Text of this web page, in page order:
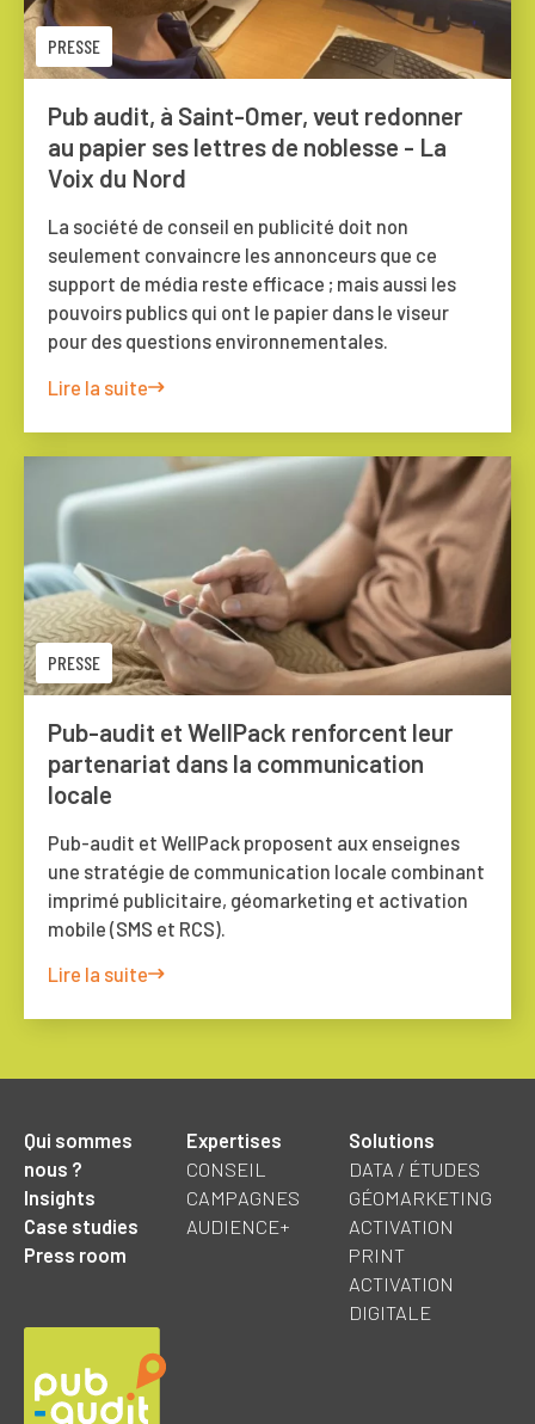
PRESSE
Pub audit, à Saint-Omer, veut redonner
au papier ses lettres de noblesse - La
Voix du Nord
La société de conseil en publicité doit non
seulement convaincre les annonceurs que ce
support de média reste efficace ; mais aussi les
pouvoirs publics qui ont le papier dans le viseur
pour des questions environnementales.
Lire la suite
PRESSE
Pub-audit et WellPack renforcent leur
partenariat dans la communication
locale
Pub-audit et WellPack proposent aux enseignes
une stratégie de communication locale combinant
imprimé publicitaire, géomarketing et activation
mobile (SMS et RCS).
Lire la suite
Qui sommes
nous ?
Insights
Case studies
Press room
Expertises
CONSEIL
CAMPAGNES
AUDIENCE+
Solutions
DATA / ÉTUDES
GÉOMARKETING
ACTIVATION
PRINT
ACTIVATION
DIGITALE